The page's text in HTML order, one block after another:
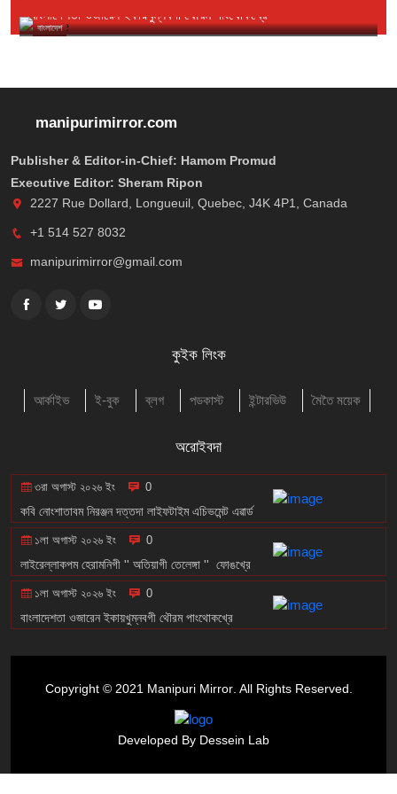
বাংলাদেশতা ওজারেন ইকায়খুম্নবগী থৌরম পাংথোকখ্রে
বাংলাদেশ
manipurimirror.com
Publisher & Editor-in-Chief: Hamom Promud
Executive Editor: Sheram Ripon
2227 Rue Dollard, Longueuil, Quebec, J4K 4P1, Canada
+1 514 527 8032
manipurimirror@gmail.com
কুইক লিংক
আর্কাইভ ই-বুক ব্লগ পডকাস্ট ইন্টারভিউ মৈতৈ ময়েক
অরোইবদা
৩রা অগাস্ট ২০২৬ ইং 0
কবি নোংশাতাবম নিরঞ্জন দত্তদা লাইফটাইম এচিভমেন্ট এৱার্ড
১লা অগাস্ট ২০২৬ ইং 0
লাইরেল্লাকপম হেরামনিগী '' অতিয়াগী তেলেঙ্গা '' ফোঙখ্রে
১লা অগাস্ট ২০২৬ ইং 0
বাংলাদেশতা ওজারেন ইকায়খুম্নবগী থৌরম পাংথোকখ্রে
Copyright © 2021 Manipuri Mirror. All Rights Reserved.
Developed By Dessein Lab